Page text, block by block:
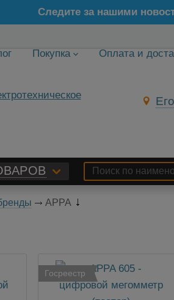
Следите за нашими
Покупка Оплата и
APPA
Госреестр